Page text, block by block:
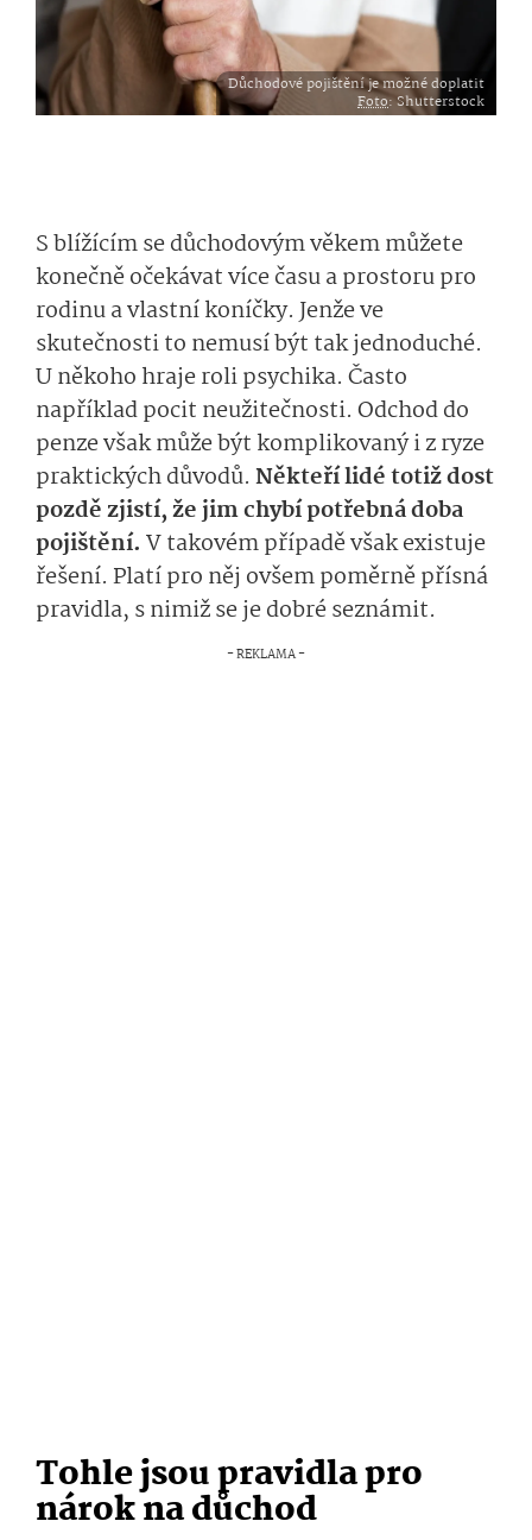
Důchodové pojištění je možné doplatit
Foto: Shutterstock
S blížícím se důchodovým věkem můžete
konečně očekávat více času a prostoru pro
rodinu a vlastní koníčky. Jenže ve
skutečnosti to nemusí být tak jednoduché.
U někoho hraje roli psychika. Často
například pocit neužitečnosti. Odchod do
penze však může být komplikovaný i z ryze
praktických důvodů. Někteří lidé totiž dost
pozdě zjistí, že jim chybí potřebná doba
pojištění. V takovém případě však existuje
řešení. Platí pro něj ovšem poměrně přísná
pravidla, s nimiž se je dobré seznámit.
Tohle jsou pravidla pro
nárok na důchod